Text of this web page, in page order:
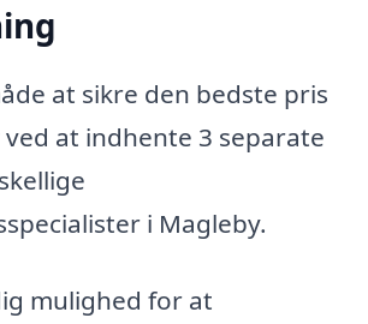
at sikre den bedste pris
at indhente 3 separate
i Magleby.
mulighed for at